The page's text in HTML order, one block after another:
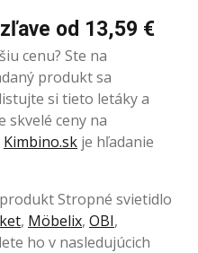
od 13,59 €
cenu? Ste na
produkt sa
si tieto letáky a
skvelé ceny na
Kimbino.sk je hľadanie
Stropné svietidlo
, Möbelix, OBI,
ho v nasledujúcich